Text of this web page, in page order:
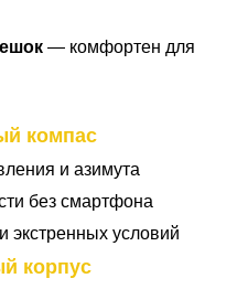
— комфортен для
компас
и азимута
без смартфона
экстренных условий
корпус